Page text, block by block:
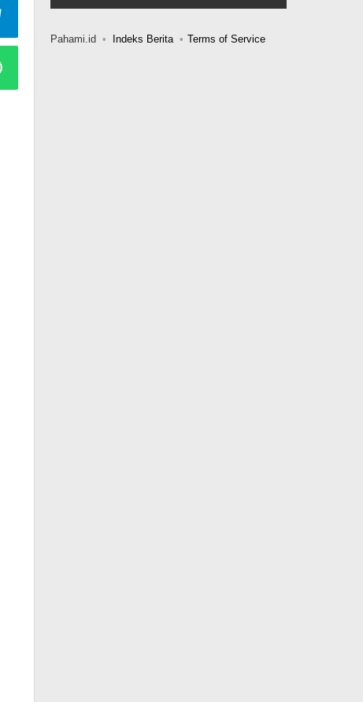
Pahami.id Indeks Berita Terms of Service